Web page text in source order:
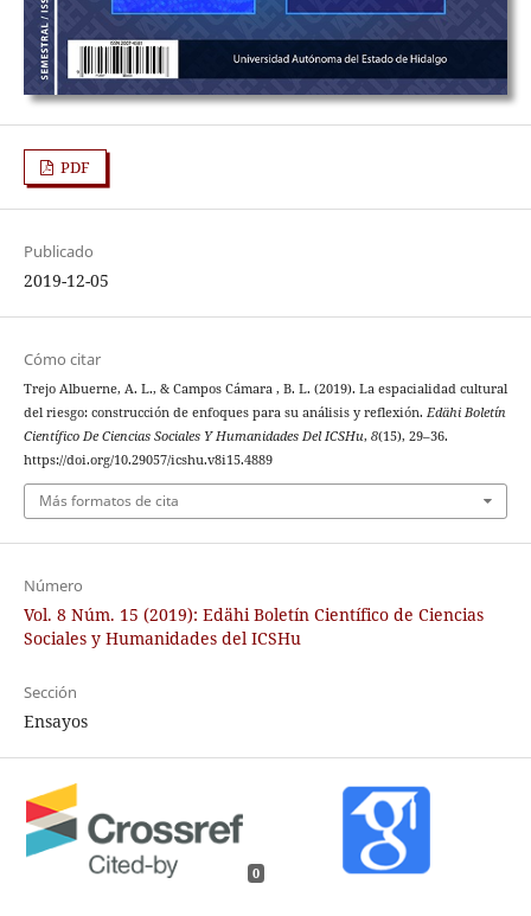
PDF
Publicado
2019-12-05
Cómo citar
Trejo Albuerne, A. L., & Campos Cámara , B. L. (2019). La espacialidad cultural
del riesgo: construcción de enfoques para su análisis y reflexión. Edähi Boletín
Científico De Ciencias Sociales Y Humanidades Del ICSHu, 8(15), 29–36.
https://doi.org/10.29057/icshu.v8i15.4889
Más formatos de cita
Número
Vol. 8 Núm. 15 (2019): Edähi Boletín Científico de Ciencias
Sociales y Humanidades del ICSHu
Sección
Ensayos
0